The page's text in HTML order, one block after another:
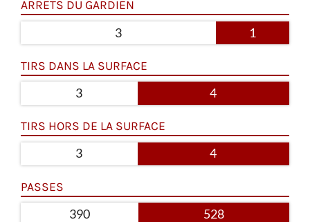
ARRÊTS DU GARDIEN
3 1
TIRS DANS LA SURFACE
3 4
TIRS HORS DE LA SURFACE
3 4
PASSES
390 528